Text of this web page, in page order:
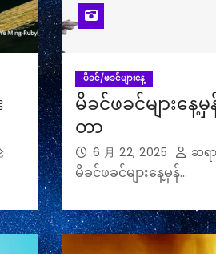
မိခင်/ဖခင်များနေ့
မိခင်ဖခင်များနေ့
တာ
6 月 22, 2025 ဆရ
မိခင်ဖခင်များနေ့မှန်…